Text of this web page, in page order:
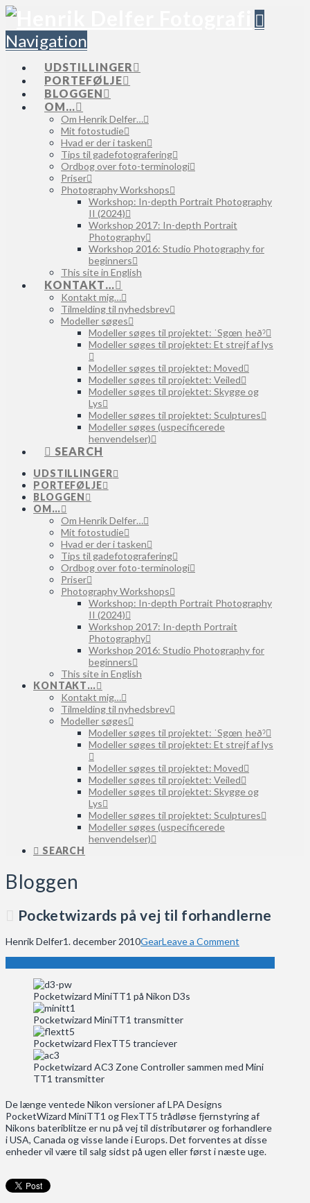
Navigation
UDSTILLINGER
PORTEFØLJE
BLOGGEN
OM…
Om Henrik Delfer…
Mit fotostudie
Hvad er der i tasken
Tips til gadefotografering
Ordbog over foto-terminologi
Priser
Photography Workshops
Workshop: In-depth Portrait Photography
II (2024)
Workshop 2017: In-depth Portrait
Photography
Workshop 2016: Studio Photography for
beginners
This site in English
KONTAKT…
Kontakt mig…
Tilmelding til nyhedsbrev
Modeller søges
Modeller søges til projektet: ˈSgœnˌheðˀ
Modeller søges til projektet: Et strejf af lys
Modeller søges til projektet: Moved
Modeller søges til projektet: Veiled
Modeller søges til projektet: Skygge og
Lys
Modeller søges til projektet: Sculptures
Modeller søges (uspecificerede
henvendelser)
SEARCH
UDSTILLINGER
PORTEFØLJE
BLOGGEN
OM…
Om Henrik Delfer…
Mit fotostudie
Hvad er der i tasken
Tips til gadefotografering
Ordbog over foto-terminologi
Priser
Photography Workshops
Workshop: In-depth Portrait Photography
II (2024)
Workshop 2017: In-depth Portrait
Photography
Workshop 2016: Studio Photography for
beginners
This site in English
KONTAKT…
Kontakt mig…
Tilmelding til nyhedsbrev
Modeller søges
Modeller søges til projektet: ˈSgœnˌheðˀ
Modeller søges til projektet: Et strejf af lys
Modeller søges til projektet: Moved
Modeller søges til projektet: Veiled
Modeller søges til projektet: Skygge og
Lys
Modeller søges til projektet: Sculptures
Modeller søges (uspecificerede
henvendelser)
SEARCH
Bloggen
Pocketwizards på vej til forhandlerne
Henrik Delfer1. december 2010GearLeave a Comment
Pocketwizard MiniTT1 på Nikon D3s
Pocketwizard MiniTT1 transmitter
Pocketwizard FlexTT5 tranciever
Pocketwizard AC3 Zone Controller sammen med Mini
TT1 transmitter
De længe ventede Nikon versioner af LPA Designs
PocketWizard MiniTT1 og FlexTT5 trådløse fjernstyring af
Nikons bateriblitze er nu på vej til distributører og forhandlere
i USA, Canada og visse lande i Europs. Det forventes at disse
enheder vil være til salg sidst på ugen eller først i næste uge.